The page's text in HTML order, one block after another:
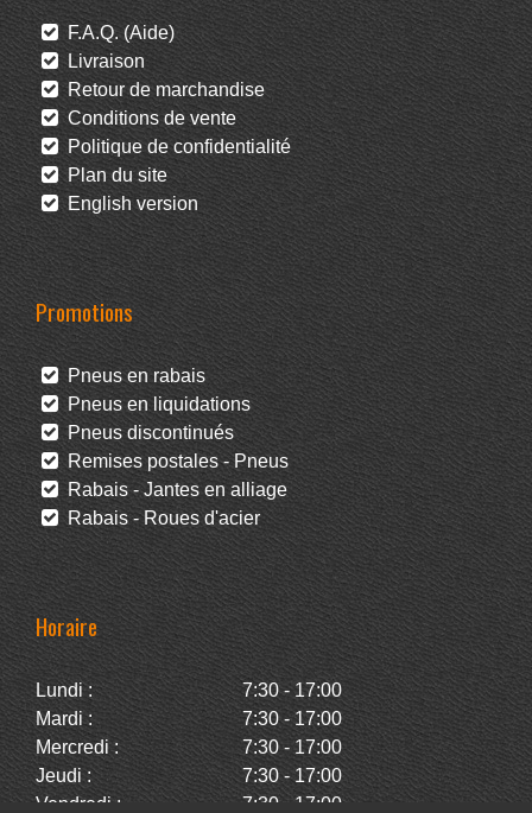
F.A.Q. (Aide)
Livraison
Retour de marchandise
Conditions de vente
Politique de confidentialité
Plan du site
English version
Promotions
Pneus en rabais
Pneus en liquidations
Pneus discontinués
Remises postales - Pneus
Rabais - Jantes en alliage
Rabais - Roues d'acier
Horaire
Lundi :
7:30 - 17:00
Mardi :
7:30 - 17:00
Mercredi :
7:30 - 17:00
Jeudi :
7:30 - 17:00
Vendredi :
7:30 - 17:00